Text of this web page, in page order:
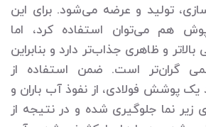
تولید و عرضه می‌شود. برای این
هم می‌توان استفاده کرد، اما
و ظاهری جذاب‌تر دارد و بنابراین
گران‌تر است. ضمن استفاده از
یک پوشش فولادی، از نفوذ آب باران و
نما جلوگیری شده و در نتیجه از